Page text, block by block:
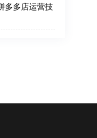
多多店运营技